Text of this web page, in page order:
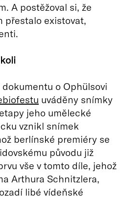
A postěžoval si, že
přestalo existovat,
o Ophülsovi
uváděny snímky
jeho umělecké
vznikl snímek
berlínské premiéry se
původu již
vše v tomto díle, jehož
Arthura Schnitzlera,
libé vídeňské